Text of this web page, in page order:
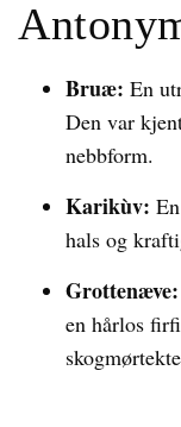
Bruæ: En
Den var
nebbform.
Karikùv:
hals og
Grottenæve:
en hårlos